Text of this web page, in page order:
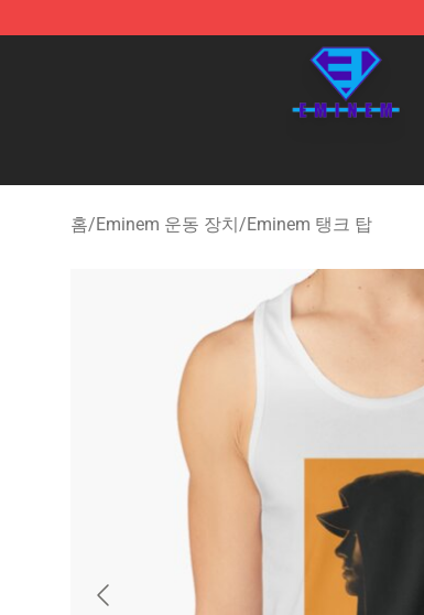
Eminem Store - Official Eminem Merchandise
홈/Eminem 운동 장치/Eminem 탱크 탑